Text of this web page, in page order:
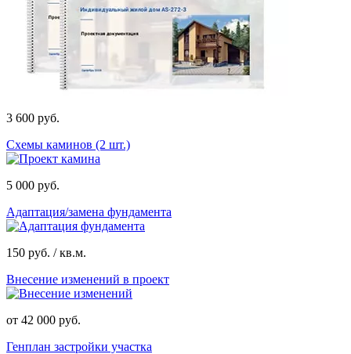
3 600 руб.
Схемы каминов (2 шт.)
5 000 руб.
Адаптация/замена фундамента
150 руб. / кв.м.
Внесение изменений в проект
от 42 000 руб.
Генплан застройки участка